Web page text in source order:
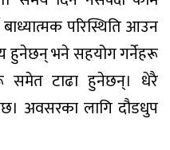
परिस्थिति आउन
हुनेछन् भने सहयोग गर्नेहरू
समेत टाढा हुनेछन्। धेरै
अवसरका लागि दौडधुप